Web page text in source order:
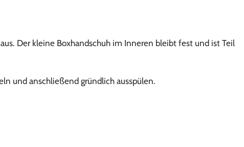
Der kleine Boxhandschuh im Inneren bleibt fest und ist Teil
und anschließend gründlich ausspülen.